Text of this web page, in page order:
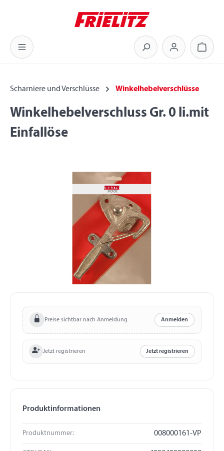
Zum Hauptinhalt springen
Scharniere und Verschlüsse Winkelhebelverschlüsse
Winkelhebelverschluss Gr. 0 li.mit
Einfallöse
Preise sichtbar nach Anmeldung Anmelden
Jetzt registrieren Jetzt registrieren
Produktinformationen
Produktnummer: 008000161-VP